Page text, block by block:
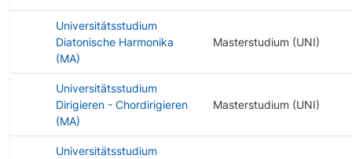
Universitätsstudium
Diatonische Harmonika
(MA)
Masterstudium (UNI)
Universitätsstudium
Dirigieren - Chordirigieren
(MA)
Masterstudium (UNI)
Universitätsstudium